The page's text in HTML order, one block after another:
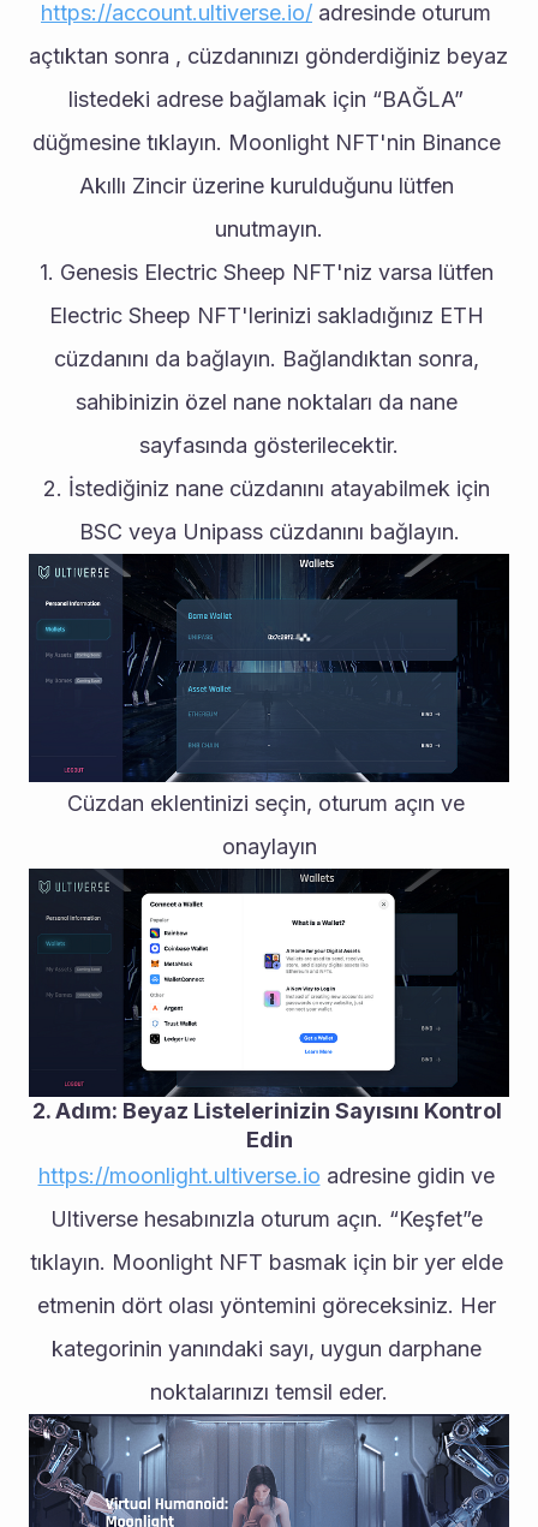
https://account.ultiverse.io/ adresinde oturum
açtıktan sonra , cüzdanınızı gönderdiğiniz beyaz
listedeki adrese bağlamak için “BAĞLA”
düğmesine tıklayın. Moonlight NFT'nin Binance
Akıllı Zincir üzerine kurulduğunu lütfen
unutmayın.
1. Genesis Electric Sheep NFT'niz varsa lütfen
Electric Sheep NFT'lerinizi sakladığınız ETH
cüzdanını da bağlayın. Bağlandıktan sonra,
sahibinizin özel nane noktaları da nane
sayfasında gösterilecektir.
2. İstediğiniz nane cüzdanını atayabilmek için
BSC veya Unipass cüzdanını bağlayın.
Cüzdan eklentinizi seçin, oturum açın ve
onaylayın
2. Adım: Beyaz Listelerinizin Sayısını Kontrol
Edin
https://moonlight.ultiverse.io adresine gidin ve
Ultiverse hesabınızla oturum açın. “Keşfet”e
tıklayın. Moonlight NFT basmak için bir yer elde
etmenin dört olası yöntemini göreceksiniz. Her
kategorinin yanındaki sayı, uygun darphane
noktalarınızı temsil eder.